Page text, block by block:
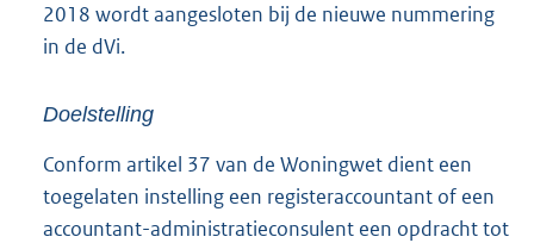
2018 wordt aangesloten bij de nieuwe nummering
in de dVi.
Doelstelling
Conform artikel 37 van de Woningwet dient een
toegelaten instelling een registeraccountant of een
accountant-administratieconsulent een opdracht tot